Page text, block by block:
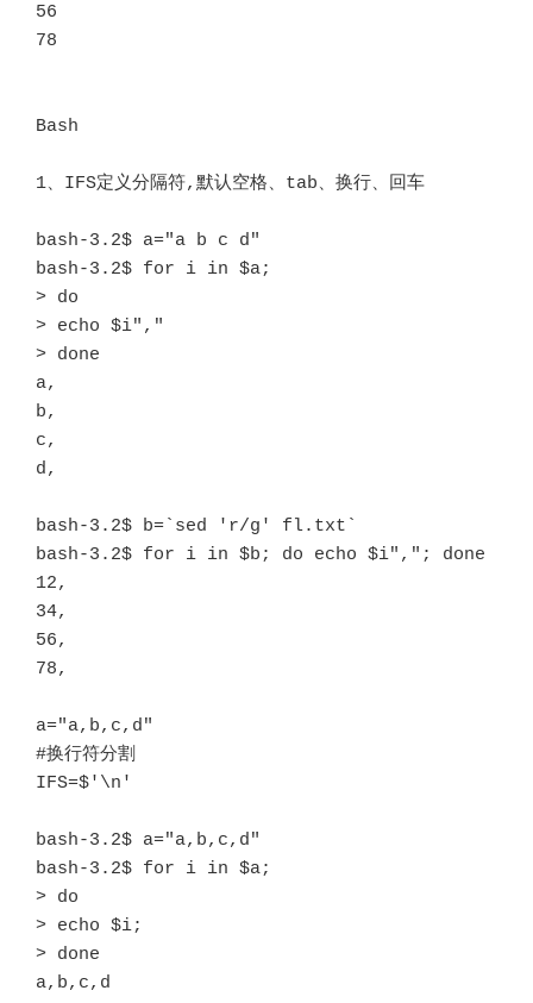
56
78
Bash
1、IFS定义分隔符,默认空格、tab、换行、回车
bash-3.2$ a="a b c d"
bash-3.2$ for i in $a;
> do
> echo $i","
> done
a,
b,
c,
d,
bash-3.2$ b=`sed 'r/g' fl.txt`
bash-3.2$ for i in $b; do echo $i","; done
12,
34,
56,
78,
a="a,b,c,d"
#换行符分割
IFS=$'\n'
bash-3.2$ a="a,b,c,d"
bash-3.2$ for i in $a;
> do
> echo $i;
> done
a,b,c,d